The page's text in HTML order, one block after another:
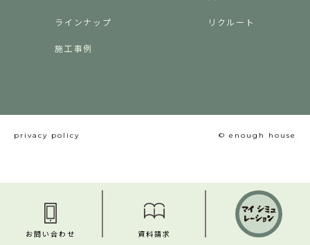
ラインナップ
施工事例
リクルート
privacy policy © enough house
お問い合わせ 資料請求